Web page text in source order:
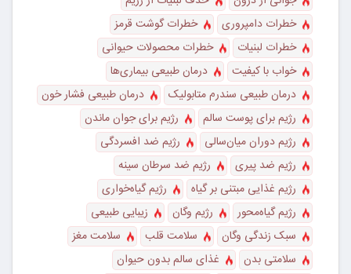
خطرات دامپروری
خطرات گوشت قرمز
خطرات لبنیات
خطرات محصولات حیوانی
خواب با کیفیت
درمان طبیعی بیماری‌ها
درمان طبیعی سندرم متابولیک
درمان طبیعی فشار خون
رژیم برای پوست سالم
رژیم برای جوان ماندن
رژیم دوران میان‌سالی
رژیم ضد افسردگی
رژیم ضد پیری
رژیم ضد سرطان سینه
رژیم غذایی مبتنی بر گیاه
رژیم گیاه‌خواری
رژیم گیاه‌محور
رژیم وگان
زیبایی طبیعی
سبک زندگی وگان
سلامت قلب
سلامت مغز
سلامتی بدن
غذای سالم بدون حیوان